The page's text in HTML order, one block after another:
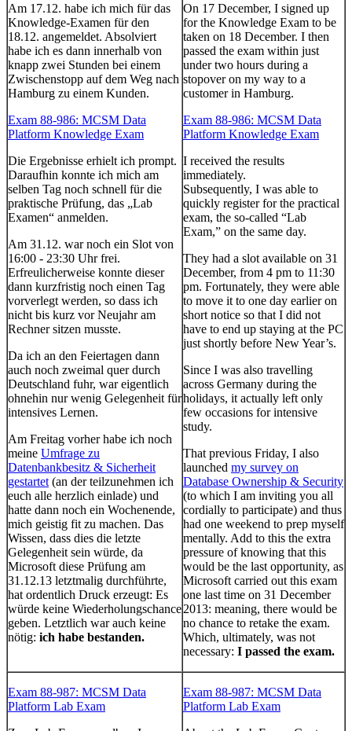
Am 17.12. habe ich mich für das
Knowledge-Examen für den
18.12. angemeldet. Absolviert
habe ich es dann innerhalb von
knapp zwei Stunden bei einem
Zwischenstopp auf dem Weg nach
Hamburg zu einem Kunden.
Exam 88-986: MCSM Data
Platform Knowledge Exam
Die Ergebnisse erhielt ich prompt.
Daraufhin konnte ich mich am
selben Tag noch schnell für die
praktische Prüfung, das „Lab
Examen“ anmelden.
Am 31.12. war noch ein Slot von
16:00 - 23:30 Uhr frei.
Erfreulicherweise konnte dieser
dann kurzfristig noch einen Tag
vorverlegt werden, so dass ich
nicht bis kurz vor Neujahr am
Rechner sitzen musste.
Da ich an den Feiertagen dann
auch noch zweimal quer durch
Deutschland fuhr, war eigentlich
ohnehin nur wenig Gelegenheit für
intensives Lernen.
Am Freitag vorher habe ich noch
meine Umfrage zu
Datenbankbesitz & Sicherheit
gestartet (an der teilzunehmen ich
euch alle herzlich einlade) und
hatte dann noch ein Wochenende,
mich geistig fit zu machen. Das
Wissen, dass dies die letzte
Gelegenheit sein würde, da
Microsoft diese Prüfung am
31.12.13 letztmalig durchführte,
hat ordentlich Druck erzeugt: Es
würde keine Wiederholungschance
geben. Letztlich war auch keine
nötig: ich habe bestanden.
On 17 December, I signed up
for the Knowledge Exam to be
taken on 18 December. I then
passed the exam within just
under two hours during a
stopover on my way to a
customer in Hamburg.
Exam 88-986: MCSM Data
Platform Knowledge Exam
I received the results
immediately.
Subsequently, I was able to
quickly register for the practical
exam, the so-called “Lab
Exam,” on the same day.
They had a slot available on 31
December, from 4 pm to 11:30
pm. Fortunately, they were able
to move it to one day earlier on
short notice so that I did not
have to end up staying at the PC
just shortly before New Year’s.
Since I was also travelling
across Germany during the
holidays, it actually left only
few occasions for intensive
study.
That previous Friday, I also
launched my survey on
Database Ownership & Security
(to which I am inviting you all
cordially to participate) and thus
had one weekend to prep myself
mentally. Add to this the extra
pressure of knowing that this
would be the last opportunity, as
Microsoft carried out this exam
one last time on 31 December
2013: meaning, there would be
no chance to retake the exam.
Which, ultimately, was not
necessary: I passed the exam.
Exam 88-987: MCSM Data
Platform Lab Exam
Exam 88-987: MCSM Data
Platform Lab Exam